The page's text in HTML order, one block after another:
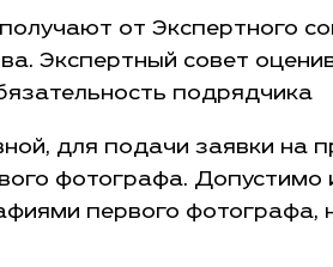
от Экспертного
Экспертный совет
подрядчика
для подачи заявки на
фотографа. Допустимо
первого фотографа,